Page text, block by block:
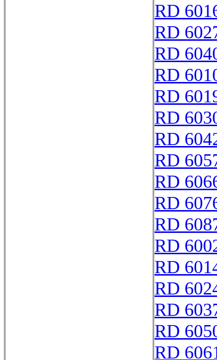
RD
RD
RD
RD
RD
RD
RD
RD
RD
RD
RD
RD
RD
RD
RD
RD
RD